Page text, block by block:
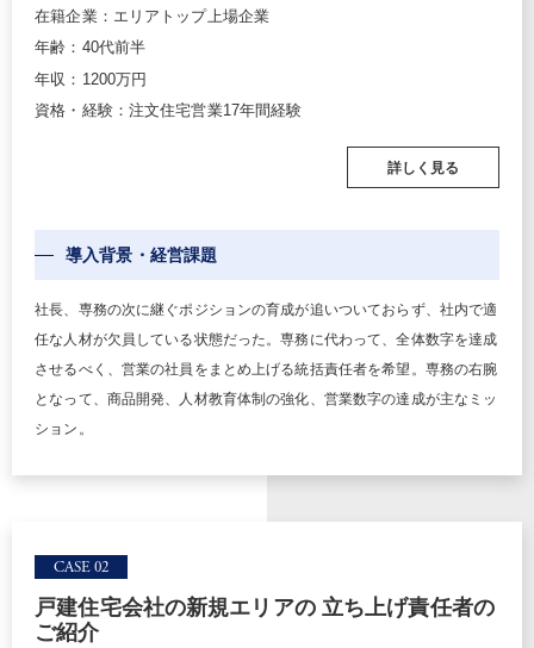
在籍企業：エリアトップ上場企業
年齢：40代前半
年収：1200万円
資格・経験：注文住宅営業17年間経験
詳しく見る
導入背景・経営課題
社長、専務の次に継ぐポジションの育成が追いついておらず、社内で適
任な人材が欠員している状態だった。専務に代わって、全体数字を達成
させるべく、営業の社員をまとめ上げる統括責任者を希望。専務の右腕
となって、商品開発、人材教育体制の強化、営業数字の達成が主なミッ
ション。
CASE 02
戸建住宅会社の新規エリアの 立ち上げ責任者の
ご紹介